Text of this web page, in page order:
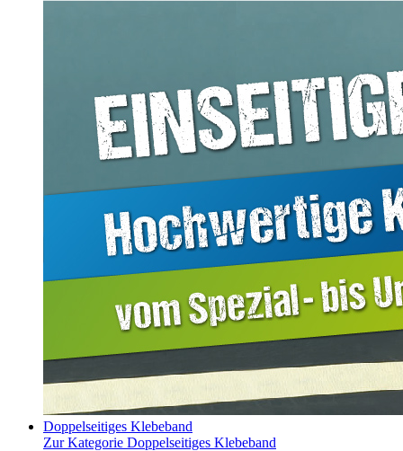
Doppelseitiges Klebeband
Zur Kategorie Doppelseitiges Klebeband